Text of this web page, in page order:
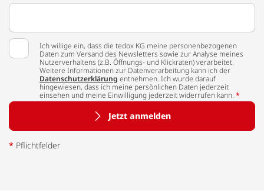
Ich willige ein, dass die tedox KG meine personenbezogenen
Daten zum Versand des Newsletters sowie zur Analyse meines
Nutzerverhaltens (z.B. Öffnungs- und Klickraten) verarbeitet.
Weitere Informationen zur Datenverarbeitung kann ich der
Datenschutzerklärung entnehmen. Ich wurde darauf
hingewiesen, dass ich meine persönlichen Daten jederzeit
einsehen und meine Einwilligung jederzeit widerrufen kann. *
Jetzt anmelden
* Pflichtfelder